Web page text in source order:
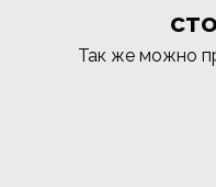
Так же можно